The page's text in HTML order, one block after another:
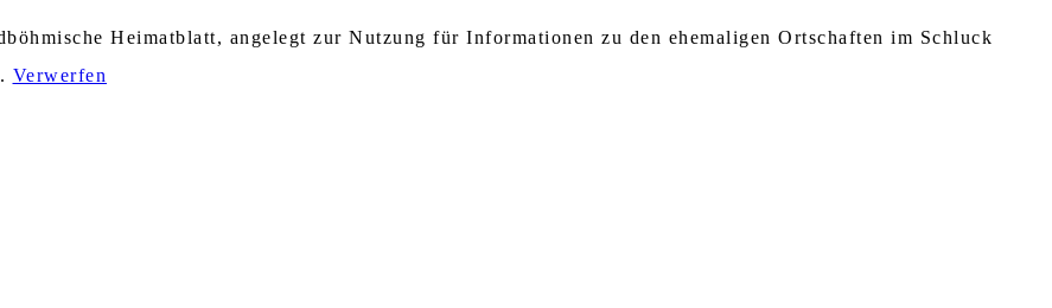
Heimatblatt, angelegt zur Nutzung für Informationen zu den ehemaligen Ortschaften im Schluck
Verwerfen